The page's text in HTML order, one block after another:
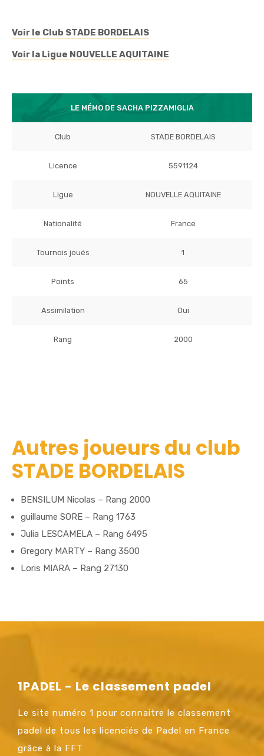
Voir le Club STADE BORDELAIS
Voir la Ligue NOUVELLE AQUITAINE
LE MÉMO DE SACHA PIZZAMIGLIA
Club STADE BORDELAIS
Licence 5591124
Ligue NOUVELLE AQUITAINE
Nationalité France
Tournois joués 1
Points 65
Assimilation Oui
Rang 2000
Autres joueurs du club
STADE BORDELAIS
BENSILUM Nicolas – Rang 2000
guillaume SORE – Rang 1763
Julia LESCAMELA – Rang 6495
Gregory MARTY – Rang 3500
Loris MIARA – Rang 27130
1PADEL - Le classement padel
Le site numéro 1 pour connaitre le classement
padel de tous les licenciés de Padel en France
grâce à la FFT